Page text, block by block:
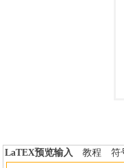
LaTEX预览输入 教程
符